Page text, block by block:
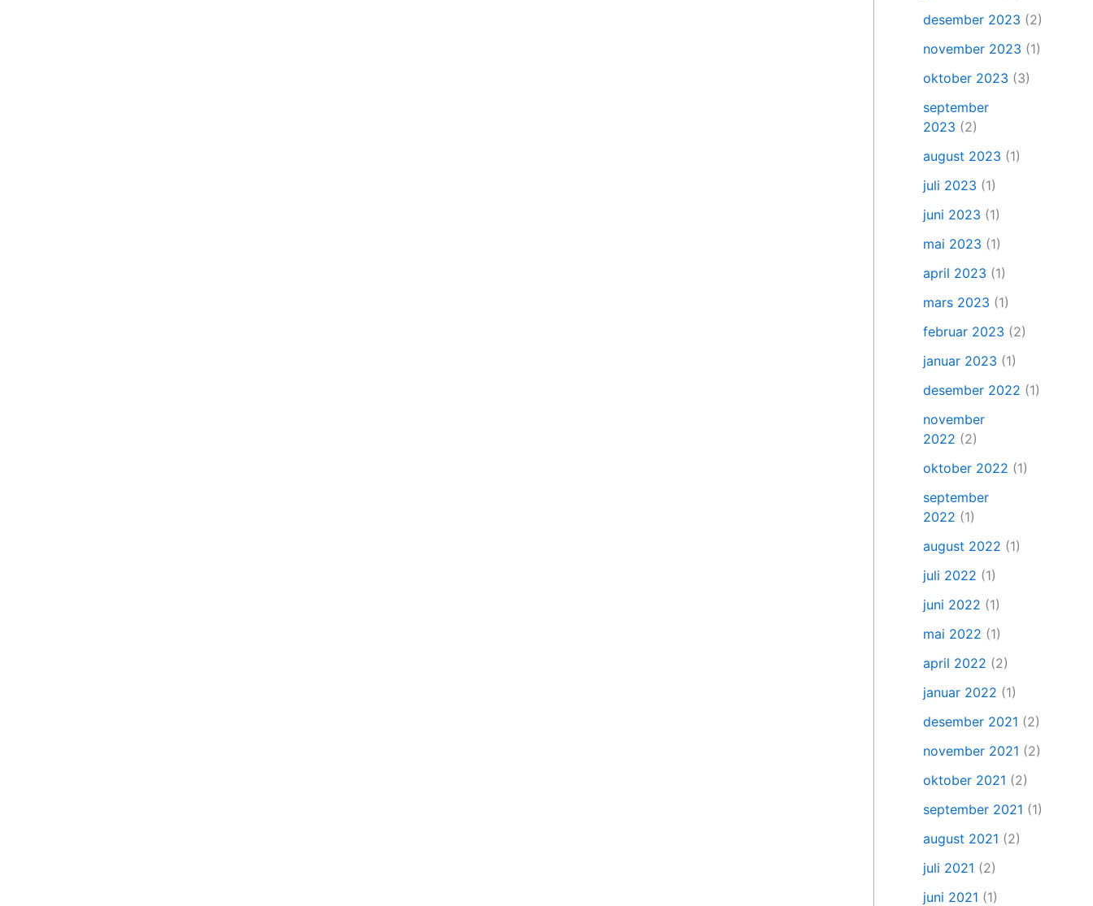
desember 2023 (2)
november 2023 (1)
oktober 2023 (3)
september
2023 (2)
august 2023 (1)
juli 2023 (1)
juni 2023 (1)
mai 2023 (1)
april 2023 (1)
mars 2023 (1)
februar 2023 (2)
januar 2023 (1)
desember 2022 (1)
november
2022 (2)
oktober 2022 (1)
september
2022 (1)
august 2022 (1)
juli 2022 (1)
juni 2022 (1)
mai 2022 (1)
april 2022 (2)
januar 2022 (1)
desember 2021 (2)
november 2021 (2)
oktober 2021 (2)
september 2021 (1)
august 2021 (2)
juli 2021 (2)
juni 2021 (1)